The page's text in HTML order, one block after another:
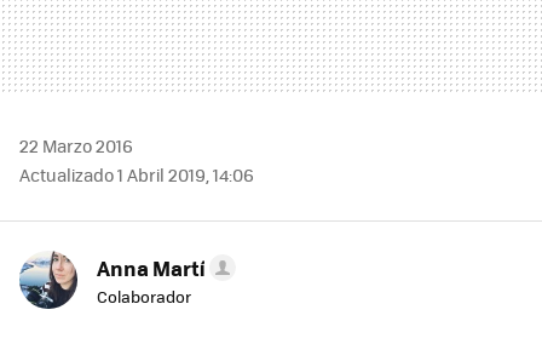
22 Marzo 2016
Actualizado 1 Abril 2019, 14:06
Anna Martí
Colaborador